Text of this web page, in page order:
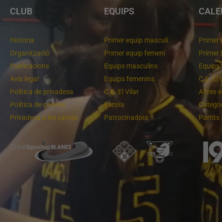
CLUB
Història
Organització
Publicacions
Avís legal
Política de privadesa
Política de galetes
Privadesa a les xarxes
EQUIPS
Primer equip masculí
Primer equip femení
Equips masculins
Equips femenins
C.E. El Vilar
Escola
Patrocinadors
Primer
Primer
Equips
C.E. El
Altres
Partits
Un final rodó Cloenda de temporada